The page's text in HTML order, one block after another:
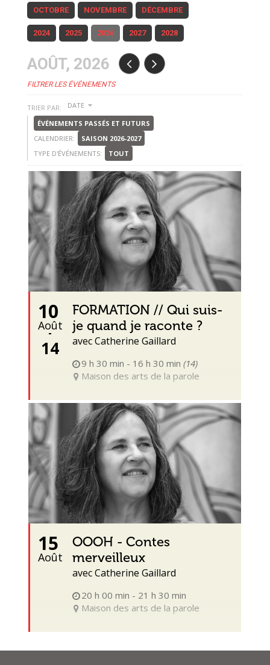
OCTOBRE NOVEMBRE DÉCEMBRE
2024 2025 2026 2027 2028
AOÛT, 2026
FILTRER LES ÉVÉNEMENTS
TRIER PAR:
DATE
ÉVÉNEMENTS PASSÉS ET FUTURS
CALENDRIER:
SAISON 2026-2027
TYPE D'ÉVÉNEMENTS:
TOUT
10
Août
14
FORMATION // Qui suis-
je quand je raconte ?
avec Catherine Gaillard
9 h 30 min - 16 h 30 min (14)
Maison des arts de la parole
15
Août
OOOH - Contes
merveilleux
avec Catherine Gaillard
20 h 00 min - 21 h 30 min
Maison des arts de la parole